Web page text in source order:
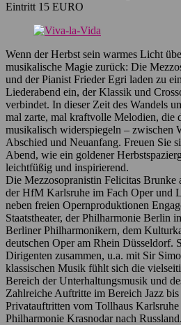
Eintritt 15 EURO
Wenn der Herbst sein warmes Licht
musikalische Magie zurück: Die
und der Pianist Frieder Egri laden zu
Liederabend ein, der Klassik und
verbindet. In dieser Zeit des Wandels
mal zarte, mal kraftvolle Melodien, die
musikalisch widerspiegeln – zwischen
Abschied und Neuanfang. Freuen Sie
Abend, wie ein goldener
leichtfüßig und inspirierend.
Die Mezzosopranistin Felicitas Brunke
der HfM Karlsruhe im Fach Oper und
neben freien Opernproduktionen
Staatstheater, der Philharmonie Berlin
Berliner Philharmonikern, dem
deutschen Oper am Rhein Düsseldorf.
Dirigenten zusammen, u.a. mit Sir
klassischen Musik fühlt sich die
Bereich der Unterhaltungsmusik und
Zahlreiche Auftritte im Bereich Jazz
Privatauftritten vom Tollhaus
Philharmonie Krasnodar nach Russland.